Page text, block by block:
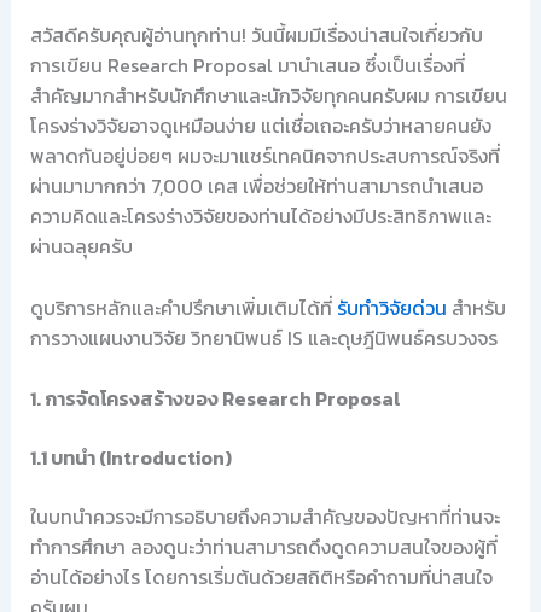
สวัสดีครับคุณผู้อ่านทุกท่าน! วันนี้ผมมีเรื่องน่าสนใจเกี่ยวกับ
การเขียน Research Proposal มานำเสนอ ซึ่งเป็นเรื่องที่
สำคัญมากสำหรับนักศึกษาและนักวิจัยทุกคนครับผม การเขียน
โครงร่างวิจัยอาจดูเหมือนง่าย แต่เชื่อเถอะครับว่าหลายคนยัง
พลาดกันอยู่บ่อยๆ ผมจะมาแชร์เทคนิคจากประสบการณ์จริงที่
ผ่านมามากกว่า 7,000 เคส เพื่อช่วยให้ท่านสามารถนำเสนอ
ความคิดและโครงร่างวิจัยของท่านได้อย่างมีประสิทธิภาพและ
ผ่านฉลุยครับ
ดูบริการหลักและคำปรึกษาเพิ่มเติมได้ที่ รับทำวิจัยด่วน สำหรับ
การวางแผนงานวิจัย วิทยานิพนธ์ IS และดุษฎีนิพนธ์ครบวงจร
1. การจัดโครงสร้างของ Research Proposal
1.1 บทนำ (Introduction)
ในบทนำควรจะมีการอธิบายถึงความสำคัญของปัญหาที่ท่านจะ
ทำการศึกษา ลองดูนะว่าท่านสามารถดึงดูดความสนใจของผู้ที่
อ่านได้อย่างไร โดยการเริ่มต้นด้วยสถิติหรือคำถามที่น่าสนใจ